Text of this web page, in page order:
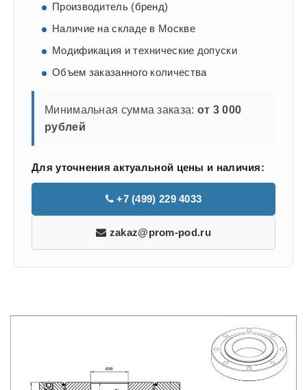
Производитель (бренд)
Наличие на складе в Москве
Модификация и технические допуски
Объем заказанного количества
Минимальная сумма заказа: от 3 000
рублей
Для уточнения актуальной цены и наличия:
+7 (499) 229 4033
zakaz@prom-pod.ru